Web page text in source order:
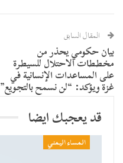
المقال السابق
بيان حكومي يحذر من
مخططات الاحتلال للسيطرة
على المساعدات الإنسانية في
غزة ويؤكد: “لن نسمح بالتجويع”
قد يعجبك ايضا
المساء اليمني